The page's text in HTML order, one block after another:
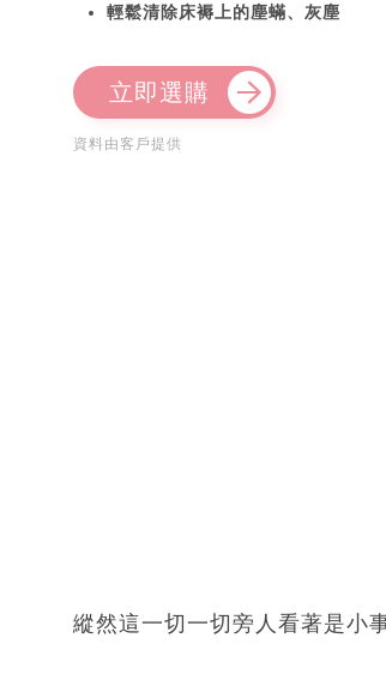
輕鬆清除床褥上的塵蟎、灰塵
立即選購
資料由客戶提供
縱然這一切一切旁人看著是小